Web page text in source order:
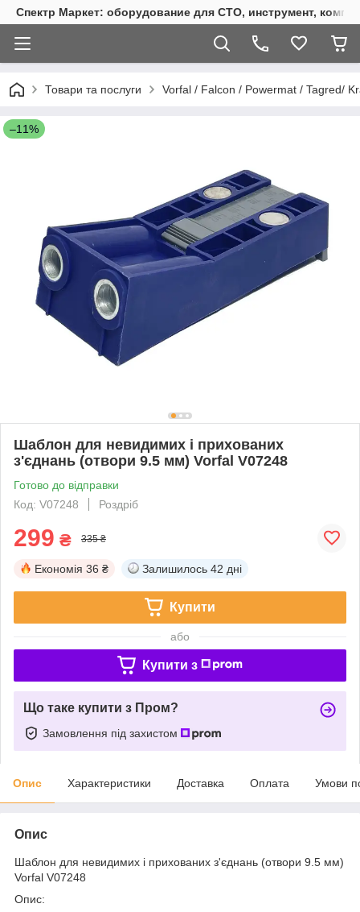
Спектр Маркет: оборудование для СТО, инструмент,
Товари та послуги Vorfal / Falcon / Powermat / Tagred/
–11%
Шаблон для невидимих і прихованих
з'єднань (отвори 9.5 мм) Vorfal V07248
Готово до відправки
Код: V07248
Роздріб
299 ₴ 335 ₴
Економія 36 ₴ Залишилось 42 дні
Купити
або
Купити з
Що таке купити з Пром?
Замовлення під захистом
Опис Характеристики Доставка Оплата Умови
Опис
Шаблон для невидимих і прихованих з'єднань (отвори 9.5 мм)
Vorfal V07248
Опис: